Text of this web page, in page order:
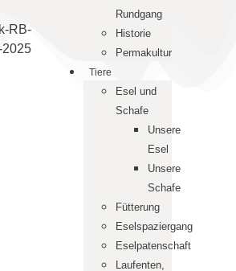
Rundgang
Historie
Permakultur
Tiere
Esel und
Schafe
Unsere
Esel
Unsere
Schafe
Fütterung
Eselspaziergang
Eselpatenschaft
Laufenten,